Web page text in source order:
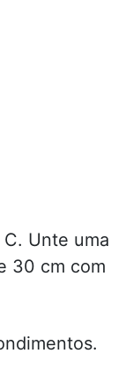
Unte uma
30 cm com